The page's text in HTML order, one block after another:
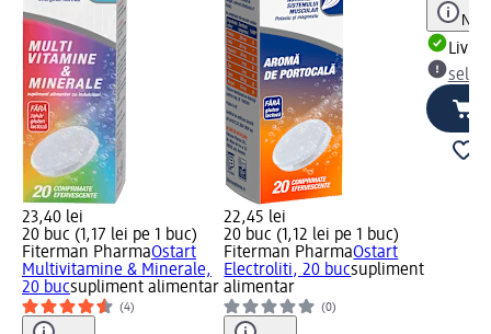
23,40 lei
20 buc (1,17 lei pe 1 buc)
Fiterman PharmaOstart
Multivitamine & Minerale,
20 bucsupliment alimentar
(4)
22,45 lei
20 buc (1,12 lei pe 1 buc)
Fiterman PharmaOstart
Electroliti, 20 bucsupliment
alimentar
(0)
Notă